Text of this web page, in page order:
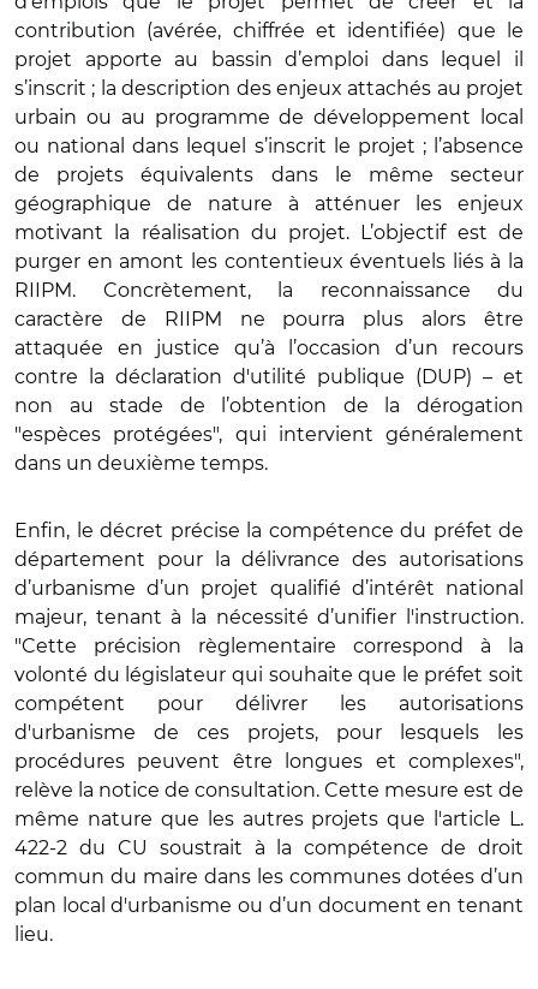
contribution (avérée, chiffrée et identifiée) que le
projet apporte au bassin d’emploi dans lequel il
s’inscrit ; la description des enjeux attachés au projet
urbain ou au programme de développement local
ou national dans lequel s’inscrit le projet ; l’absence
de projets équivalents dans le même secteur
géographique de nature à atténuer les enjeux
motivant la réalisation du projet. L’objectif est de
purger en amont les contentieux éventuels liés à la
RIIPM. Concrètement, la reconnaissance du
caractère de RIIPM ne pourra plus alors être
attaquée en justice qu’à l’occasion d’un recours
contre la déclaration d'utilité publique (DUP) – et
non au stade de l’obtention de la dérogation
"espèces protégées", qui intervient généralement
dans un deuxième temps.
Enfin, le décret précise la compétence du préfet de
département pour la délivrance des autorisations
d’urbanisme d’un projet qualifié d’intérêt national
majeur, tenant à la nécessité d’unifier l'instruction.
"Cette précision règlementaire correspond à la
volonté du législateur qui souhaite que le préfet soit
compétent pour délivrer les autorisations
d'urbanisme de ces projets, pour lesquels les
procédures peuvent être longues et complexes",
relève la notice de consultation. Cette mesure est de
même nature que les autres projets que l'article L.
422-2 du CU soustrait à la compétence de droit
commun du maire dans les communes dotées d’un
plan local d'urbanisme ou d’un document en tenant
lieu.